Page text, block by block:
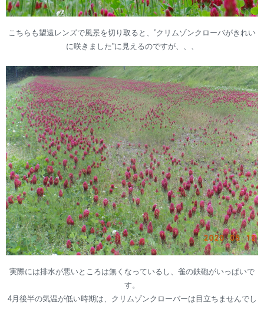
こちらも望遠レンズで風景を切り取ると、”クリムゾンクローバがきれい
に咲きました”に見えるのですが、、、
実際には排水が悪いところは無くなっているし、雀の鉄砲がいっぱいで
す。
4月後半の気温が低い時期は、クリムゾンクローバーは目立ちませんでし